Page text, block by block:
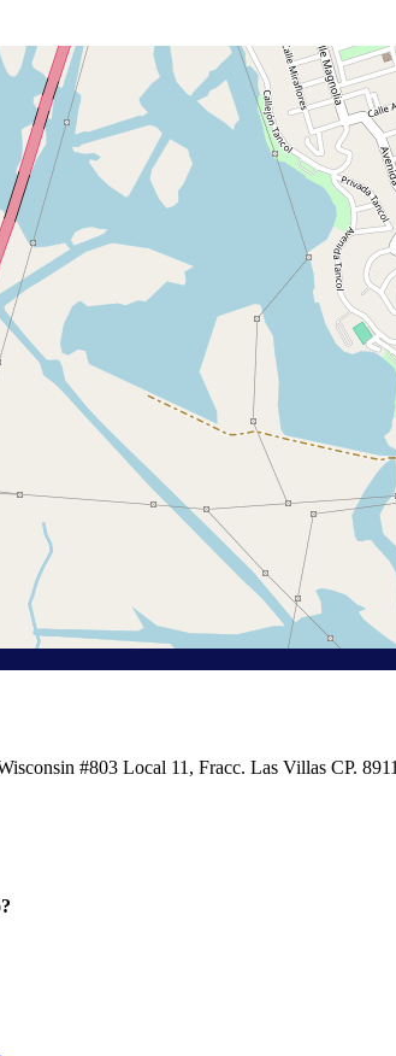
#803 Local 11, Fracc. Las Villas CP.